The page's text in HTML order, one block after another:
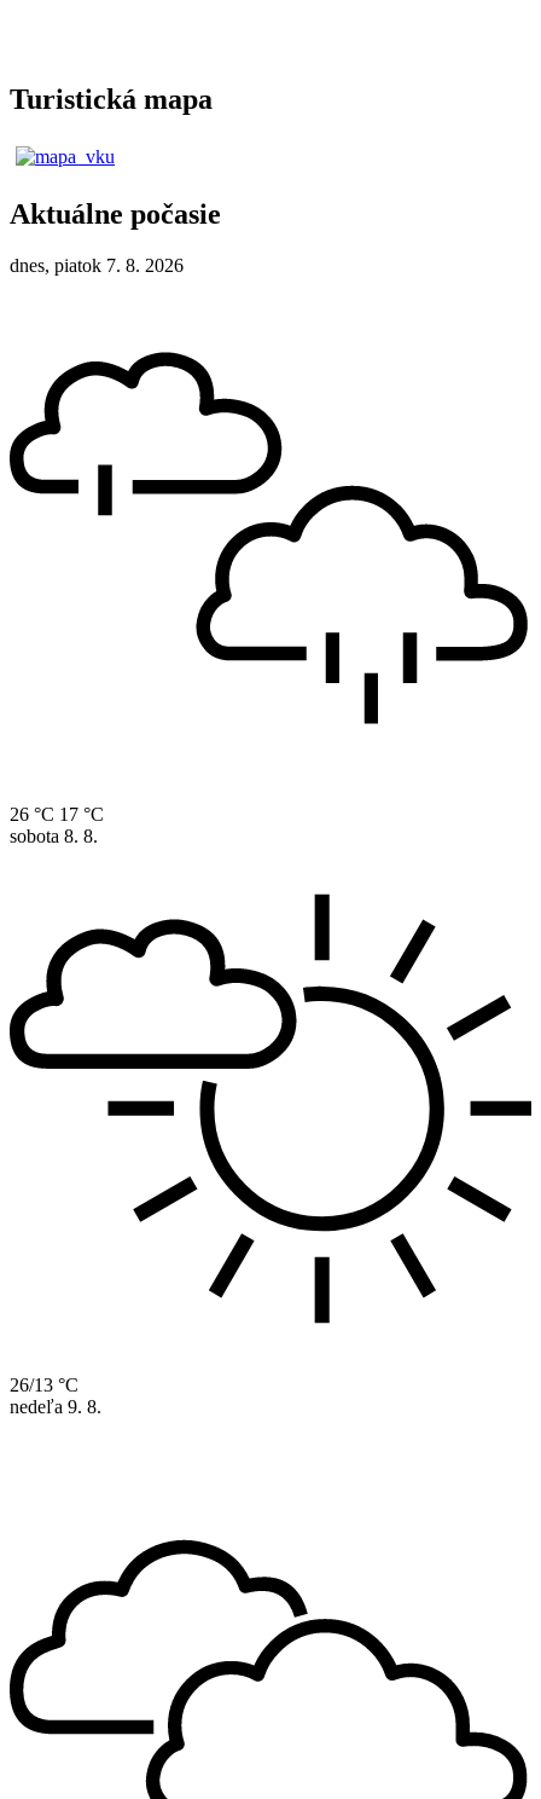
Turistická mapa
Aktuálne počasie
dnes, piatok 7. 8. 2026
26 °C 17 °C
sobota 8. 8.
26/13 °C
nedeľa 9. 8.